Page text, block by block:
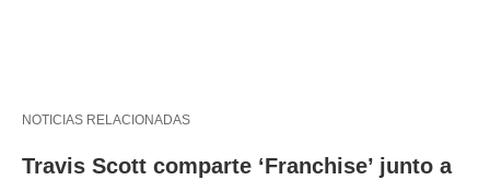
NOTICIAS RELACIONADAS
Travis Scott comparte ‘Franchise’ junto a